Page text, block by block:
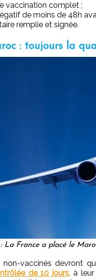
vaccination complet ;
de moins de 48h
remplie et signée.
: toujours la
La France a placé le
non-vaccinés devront
de 10 jours,à leur